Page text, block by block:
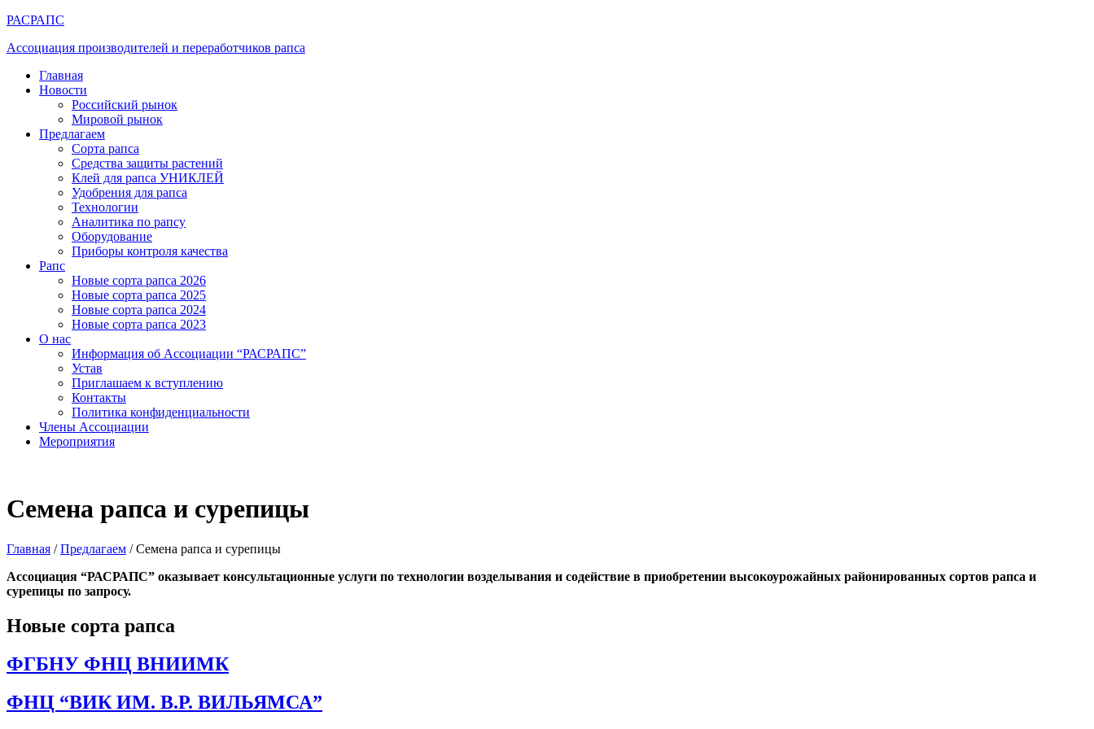
РАСРАПС
Ассоциация производителей и переработчиков рапса
Главная
Новости
Российский рынок
Мировой рынок
Предлагаем
Сорта рапса
Средства защиты растений
Клей для рапса УНИКЛЕЙ
Удобрения для рапса
Технологии
Аналитика по рапсу
Оборудование
Приборы контроля качества
Рапс
Новые сорта рапса 2026
Новые сорта рапса 2025
Новые сорта рапса 2024
Новые сорта рапса 2023
О нас
Информация об Ассоциации “РАСРАПС”
Устав
Приглашаем к вступлению
Контакты
Политика конфиденциальности
Члены Ассоциации
Мероприятия
Семена рапса и сурепицы
Главная /Предлагаем /Семена рапса и сурепицы
Ассоциация “РАСРАПС” оказывает консультационные услуги по технологии возделывания и содействие в приобретении высокоурожайных районированных сортов рапса и
сурепицы по запросу.
Новые сорта рапса
ФГБНУ ФНЦ ВНИИМК
ФНЦ “ВИК ИМ. В.Р. ВИЛЬЯМСА”